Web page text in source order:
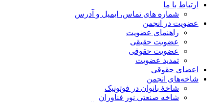
ارتباط با ما
شماره های تماس، ایمیل و آدرس
عضویت در انجمن
راهنمای عضویت
عضویت حقیقی
عضویت حقوقی
تمدید عضویت
اعضای حقوقی
شاخه‌های انجمن
شاخۀ بانوان در فوتونیک
شاخه صنعتی نور فناوران